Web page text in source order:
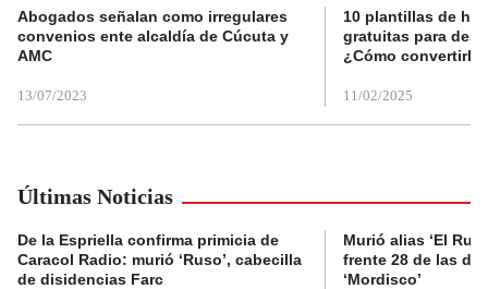
Abogados señalan como irregulares
convenios ente alcaldía de Cúcuta y
AMC
13/07/2023
10 plantillas de
gratuitas para
¿Cómo convertirla
11/02/2025
Últimas Noticias
De la Espriella confirma primicia de
Caracol Radio: murió ‘Ruso’, cabecilla
de disidencias Farc
Murió alias ‘El
frente 28 de las
‘Mordisco’